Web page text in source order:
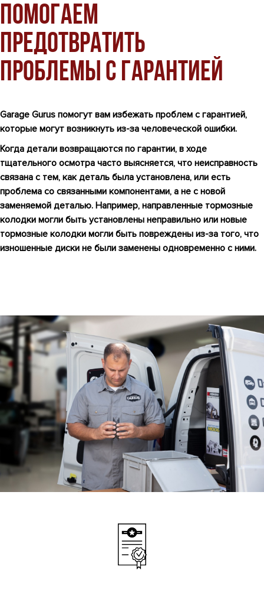
Помогаем
предотвратить
проблемы с гарантией
Garage Gurus помогут вам избежать проблем с гарантией,
которые могут возникнуть из-за человеческой ошибки.
Когда детали возвращаются по гарантии, в ходе
тщательного осмотра часто выясняется, что неисправность
связана с тем, как деталь была установлена, или есть
проблема со связанными компонентами, а не с новой
заменяемой деталью. Например, направленные тормозные
колодки могли быть установлены неправильно или новые
тормозные колодки могли быть повреждены из-за того, что
изношенные диски не были заменены одновременно с ними.